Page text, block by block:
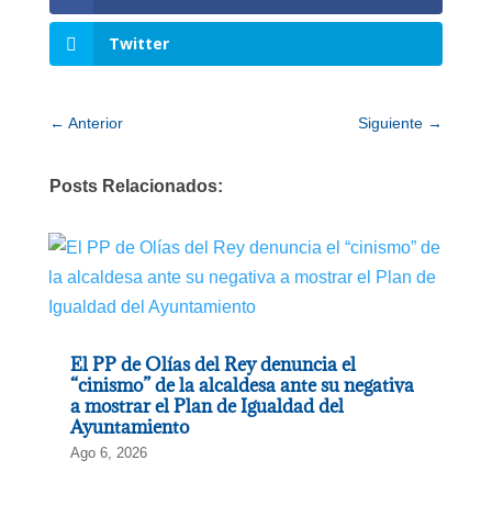
Twitter
← Anterior Siguiente →
Posts Relacionados:
El PP de Olías del Rey denuncia el
“cinismo” de la alcaldesa ante su negativa
a mostrar el Plan de Igualdad del
Ayuntamiento
Ago 6, 2026